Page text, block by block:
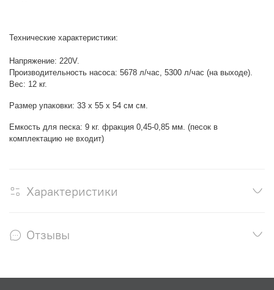
Технические характеристики:
Напряжение: 220V.
Производительность насоса: 5678 л/час 5300 л/час (на выходе).
Вес: 12 кг.
Размер упаковки: 33 х 55 х 54 см см
Емкость для песка: 9 кг. фракция 0,45-0,85 мм . (песок в
комплектацию не входит)
Характеристики
Отзывы